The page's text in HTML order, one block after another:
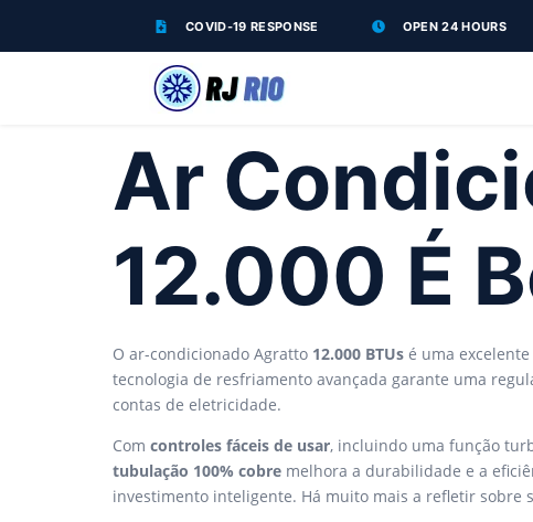
COVID-19 RESPONSE OPEN 24 HOURS
Ar
12.000 É
O ar-condicionado Agratto 12.000 BTUs é uma
tecnologia de resfriamento avançada garante uma
contas de eletricidade.
Com controles fáceis de usar, incluindo uma função
tubulação 100% cobre melhora a durabilidade e a
investimento inteligente. Há muito mais a refletir sobre